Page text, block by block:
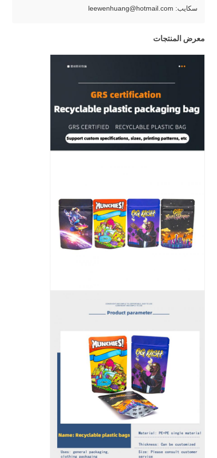
سكايب: leewenhuang@hotmail.com
معرض المنتجات